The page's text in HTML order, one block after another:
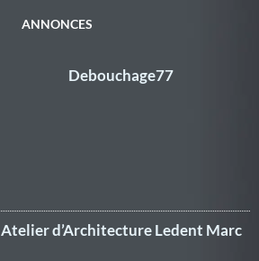
ANNONCES
Debouchage77
Atelier d’Architecture Ledent Marc